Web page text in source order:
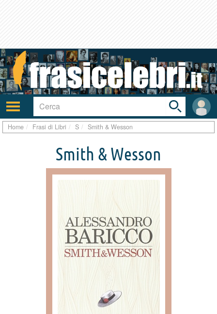
Attiva/disattiva
navigazione
User
area
Toggle
search
bar
Home Frasi di Libri S Smith & Wesson
Smith & Wesson